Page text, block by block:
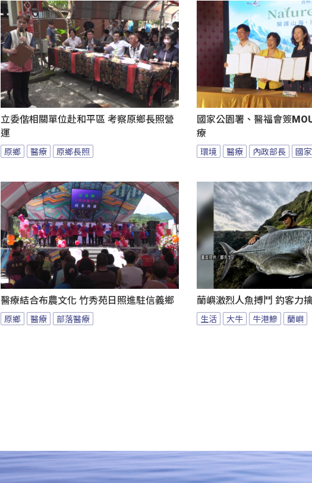
立委偕相關單位赴和平區 考察原鄉長照營
運
原鄉 醫療 原鄉長照
國家公園署、醫福會簽
療
環境 醫療 內政部長 國
醫療結合布農文化 竹秀苑日照進駐信義鄉
原鄉 醫療 部落醫療
蘭嶼激烈人魚搏鬥 釣客力
生活 大牛 牛港鰺 蘭嶼